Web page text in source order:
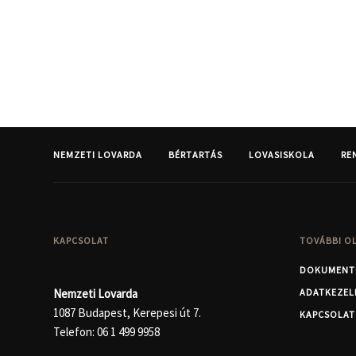
NEMZETI LOVARDA BÉRTARTÁS LOVASISKOLA
KAPCSOLAT
Nemzeti Lovarda
1087 Budapest, Kerepesi út 7.
Telefon: 06 1 499 9958
TOVÁBBI
KAPCSOLAT